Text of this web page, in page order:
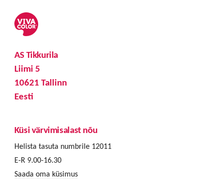
AS Tikkurila
Liimi 5
10621 Tallinn
Eesti
Küsi värvimisalast nõu
Helista tasuta numbrile 12011
E-R 9.00-16.30
Saada oma küsimus